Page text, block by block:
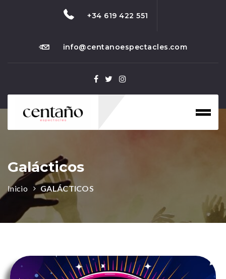
+34 619 422 551
info@centanoespectacles.com
Galácticos
Inicio GALÁCTICOS